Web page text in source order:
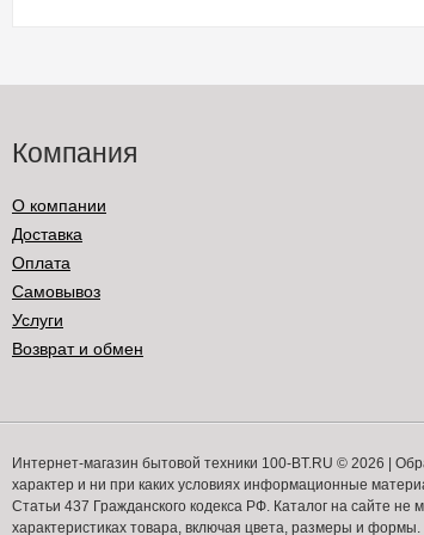
Компания
О компании
Доставка
Оплата
Самовывоз
Услуги
Возврат и обмен
Интернет-магазин бытовой техники 100-BT.RU © 2026 |
характер и ни при каких условиях информационные
Статьи 437 Гражданского кодекса РФ. Каталог на сайте
характеристиках товара, включая цвета, размеры и